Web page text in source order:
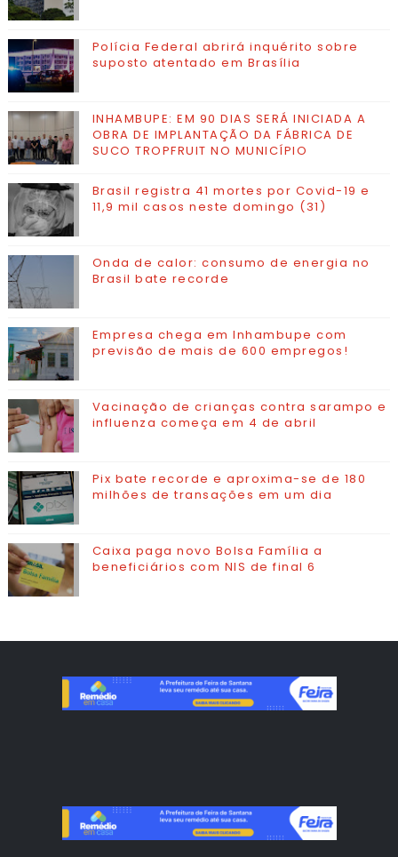
Polícia Federal abrirá inquérito sobre
suposto atentado em Brasília
INHAMBUPE: EM 90 DIAS SERÁ INICIADA A
OBRA DE IMPLANTAÇÃO DA FÁBRICA DE
SUCO TROPFRUIT NO MUNICÍPIO
Brasil registra 41 mortes por Covid-19 e
11,9 mil casos neste domingo (31)
Onda de calor: consumo de energia no
Brasil bate recorde
Empresa chega em Inhambupe com
previsão de mais de 600 empregos!
Vacinação de crianças contra sarampo e
influenza começa em 4 de abril
Pix bate recorde e aproxima-se de 180
milhões de transações em um dia
Caixa paga novo Bolsa Família a
beneficiários com NIS de final 6